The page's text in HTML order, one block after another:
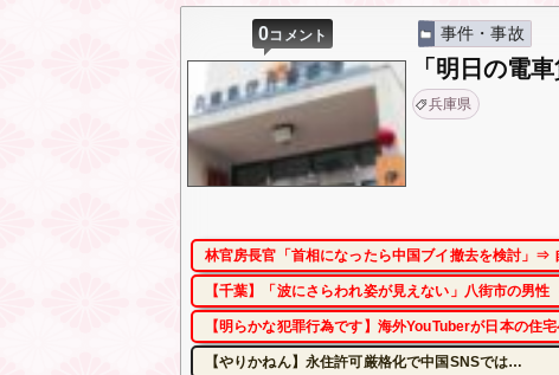
0コメント 事件・事故
「明日の電
兵庫県
林官房長官「首相になったら中国ブイ撤去を検討」⇒
【千葉】「波にさらわれ姿が見えない」八街市の
【明らかな犯罪行為です】海外YouTuberが日本の住
【やりかねん】永住許可厳格化で中国SNSでは…